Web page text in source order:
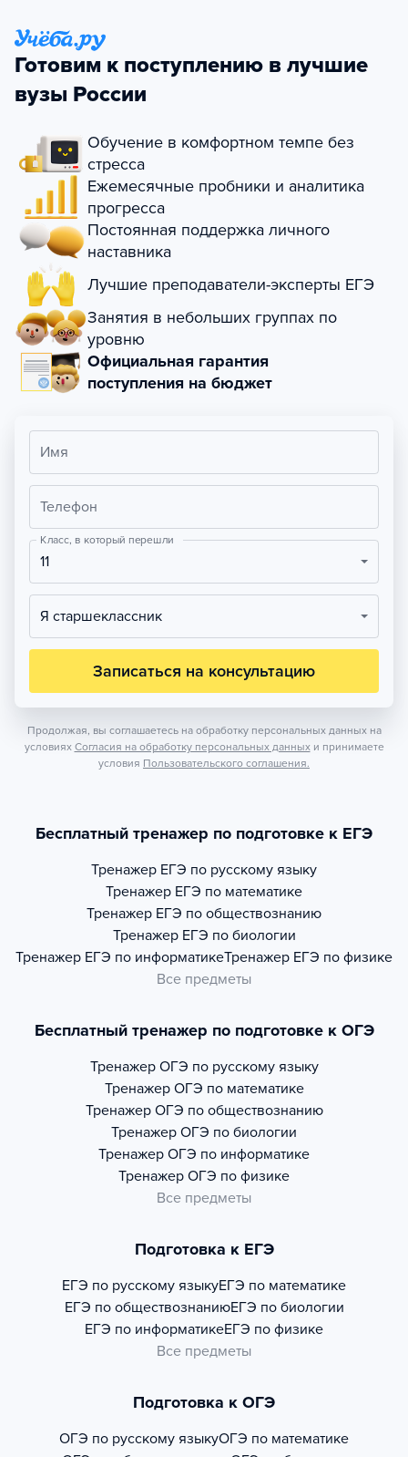
Готовим к поступлению в лучшие
вузы России
Обучение в комфортном темпе без
стресса
Ежемесячные пробники и аналитика
прогресса
Постоянная поддержка личного
наставника
Лучшие преподаватели-эксперты ЕГЭ
Занятия в небольших группах по
уровню
Официальная гарантия
поступления на бюджет
Имя
Телефон
Класс, в который перешли
11
Я старшеклассник
Записаться на консультацию
Продолжая, вы соглашаетесь на обработку персональных данных на
условиях Согласия на обработку персональных данных и принимаете
условия Пользовательского соглашения.
Бесплатный тренажер по подготовке к ЕГЭ
Тренажер ЕГЭ по русскому языку
Тренажер ЕГЭ по математике
Тренажер ЕГЭ по обществознанию
Тренажер ЕГЭ по биологии
Тренажер ЕГЭ по информатикеТренажер ЕГЭ по физике
Все предметы
Бесплатный тренажер по подготовке к ОГЭ
Тренажер ОГЭ по русскому языку
Тренажер ОГЭ по математике
Тренажер ОГЭ по обществознанию
Тренажер ОГЭ по биологии
Тренажер ОГЭ по информатике
Тренажер ОГЭ по физике
Все предметы
Подготовка к ЕГЭ
ЕГЭ по русскому языкуЕГЭ по математике
ЕГЭ по обществознаниюЕГЭ по биологии
ЕГЭ по информатикеЕГЭ по физике
Все предметы
Подготовка к ОГЭ
ОГЭ по русскому языкуОГЭ по математике